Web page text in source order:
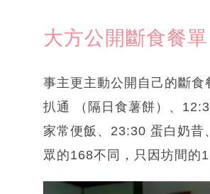
大方公開斷食餐
事主更主動公開自己的斷
扒通 （隔日食薯餅）、
家常便飯、23:30 蛋白奶
眾的168不同，只因坊間的